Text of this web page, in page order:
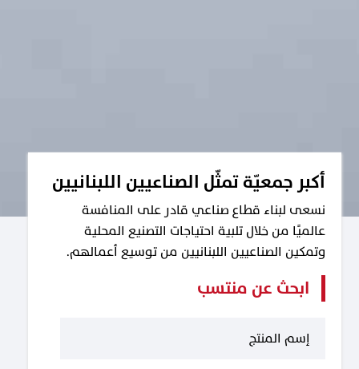
أكبر جمعيّة تمثّل الصناعيين اللبنانيين
نسعى لبناء قطاع صناعي قادر على المنافسة
عالميًا من خلال تلبية احتياجات التصنيع المحلية
وتمكين الصناعيين اللبنانيين من توسيع أعمالهم.
ابحث عن منتسب